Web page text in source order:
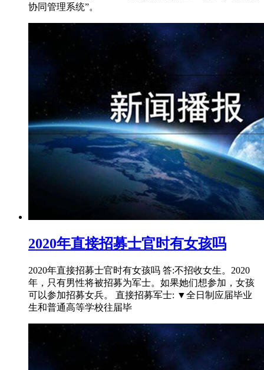
协同管理系统”。
2020年直接招募士官时有女孩吗
2020年直接招募士官时有女孩吗 答:不招收女生。2020
年，只有男性将被招募为军士。如果她们想参加，女孩
可以参加招募女兵。 直接招募军士: ▼全日制应届毕业
生和普通高等学校往届毕